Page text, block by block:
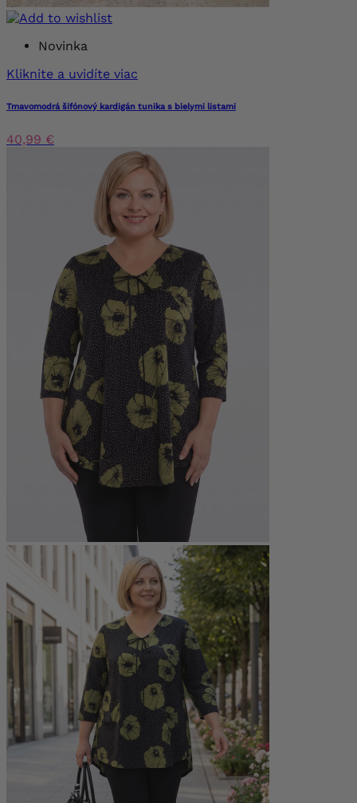
Novinka
Kliknite a uvidíte viac
Tmavomodrá šifónový kardigán tunika s bielymi listami
40,99 €